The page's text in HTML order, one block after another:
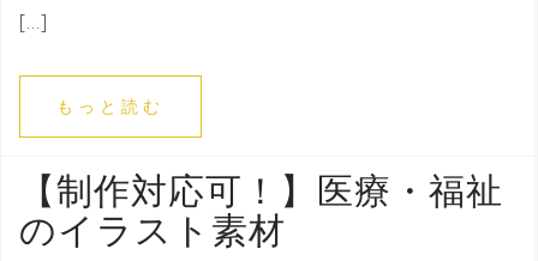
[…]
もっと読む
【制作対応可！】医療・福祉
のイラスト素材